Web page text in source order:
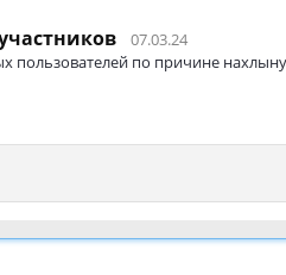
07.03.24
пользователей по причине